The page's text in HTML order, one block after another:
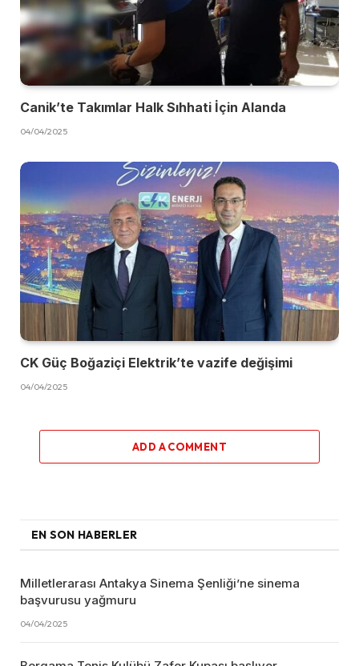
Canik’te Takımlar Halk Sıhhati İçin Alanda
04/04/2025
CK Güç Boğaziçi Elektrik’te vazife değişimi
04/04/2025
ADD A COMMENT
EN SON HABERLER
Milletlerarası Antakya Sinema Şenliği’ne sinema
başvurusu yağmuru
04/04/2025